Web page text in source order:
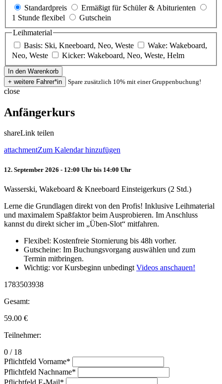
Standardpreis
Ermäßigt für Schüler & Abiturienten
1 Stunde flexibel
Gutschein
Leihmaterial
Basis: Ski, Kneeboard, Neo, Weste
Wake: Wakeboard,
Neo, Weste
Kicker: Wakeboard, Neo, Weste, Helm
Spare zusätzlich 10% mit einer Gruppenbuchung!
close
Anfängerkurs
shareLink teilen
attachmentZum Kalendar hinzufügen
12. September 2026 - 12:00 Uhr bis 14:00 Uhr
Wasserski, Wakeboard & Kneeboard Einsteigerkurs (2 Std.)
Lerne die Grundlagen direkt von den Profis! Inklusive Leihmaterial
und maximalem Spaßfaktor beim Ausprobieren. Im Anschluss
kannst du direkt sicher im „Üben-Slot“ mitfahren.
Flexibel: Kostenfreie Stornierung bis 48h vorher.
Gutscheine: Im Buchungsvorgang auswählen und zum
Termin mitbringen.
Wichtig: vor Kursbeginn unbedingt Videos anschauen!
1783503938
Gesamt:
59.00 €
Teilnehmer:
0 / 18
Pflichtfeld Vorname*
Pflichtfeld Nachname*
Pflichtfeld E-Mail*